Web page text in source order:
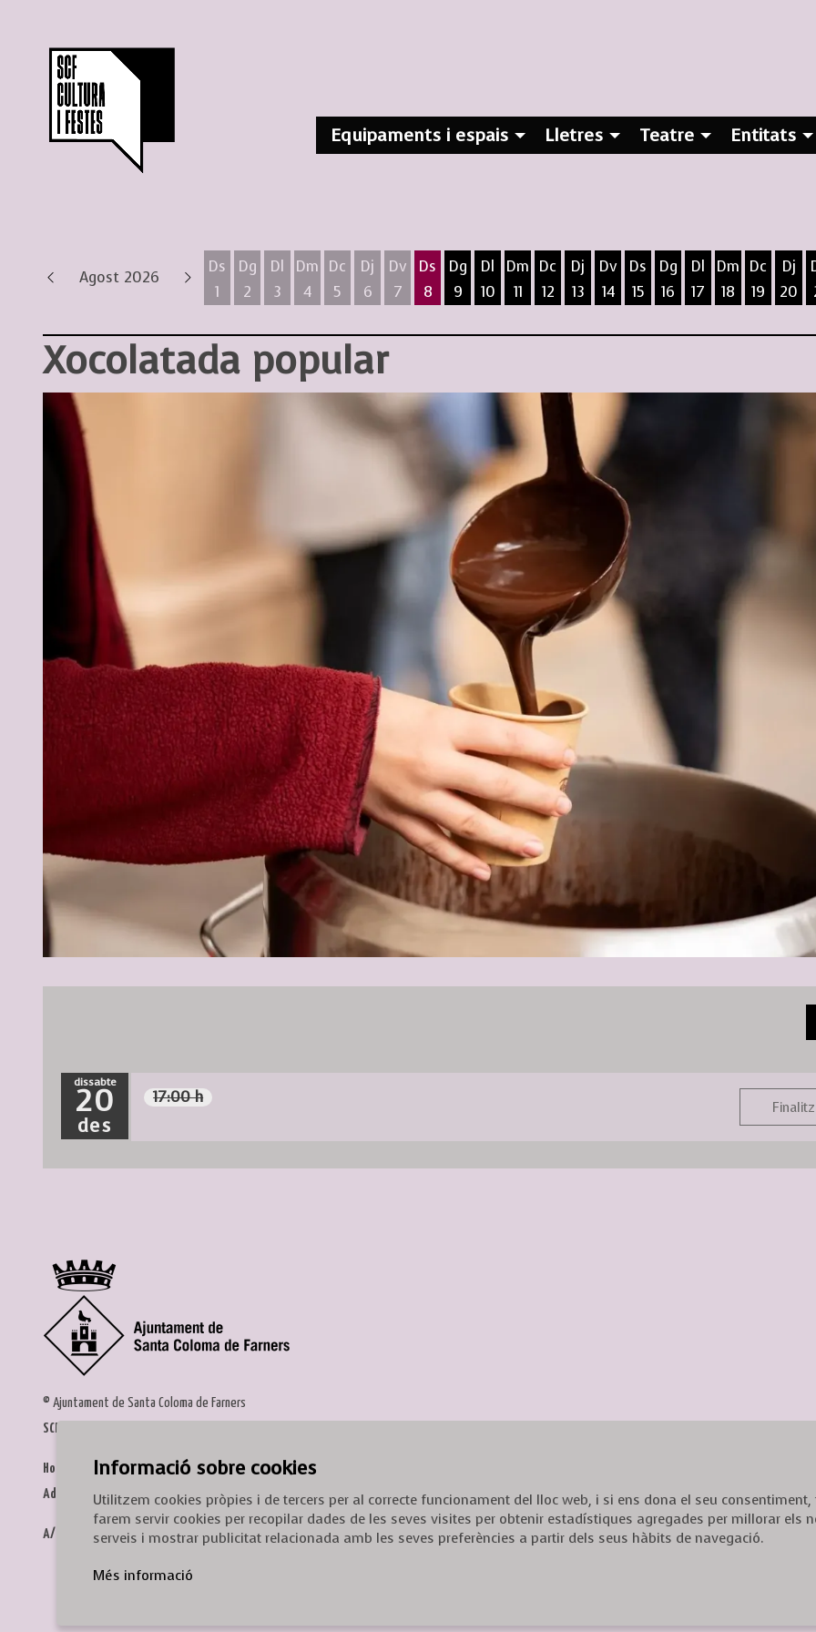
Equipaments i espais Lletres Teatre Entitats
Agost 2026
Ds
1
Dg
2
Dl
3
Dm
4
Dc
5
Dj
6
Dv
7
Ds
8
Dg
9
Dl
10
Dm
11
Dc
12
Dj
13
Dv
14
Ds
15
Dg
16
Dl
17
Dm
18
Dc
19
Dj
20
Xocolatada popular
dissabte
20
des
17:00 h
© Ajuntament de Santa Coloma de Farners
SCF Cultura
Horari de la Casa de la Paraula: de dilluns a dissabte, de 9 a 13 h.
Adreça
: c. del Prat, 16, 17430 Santa Coloma de Farners
A/e: cultura@scf.cat
Informació sobre cookies
Utilitzem cookies pròpies i de tercers per al correcte funcionament del lloc web, i si ens dona el seu
farem servir cookies per recopilar dades de les seves visites per obtenir estadístiques agregades per millorar els
serveis i mostrar publicitat relacionada amb les seves preferències a partir dels seus hàbits de navegació.
Més informació